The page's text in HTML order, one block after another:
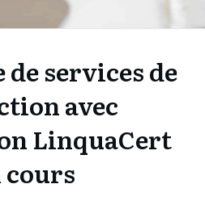
services de
avec
LinquaCert
cours